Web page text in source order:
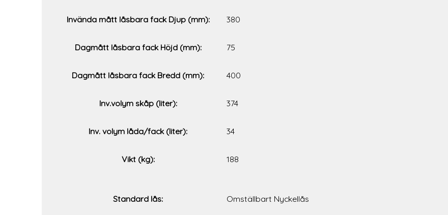
Invända mått låsbara fack Djup (mm): 380
Dagmått låsbara fack Höjd (mm): 75
Dagmått låsbara fack Bredd (mm): 400
Inv.volym skåp (liter): 374
Inv. volym låda/fack (liter): 34
Vikt (kg): 188
Standard lås: Omställbart Nyckellås